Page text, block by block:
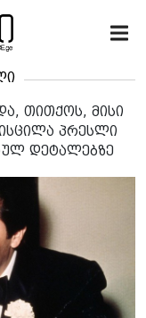
თითქოს, მისი
პრესლი
დეტალებზე